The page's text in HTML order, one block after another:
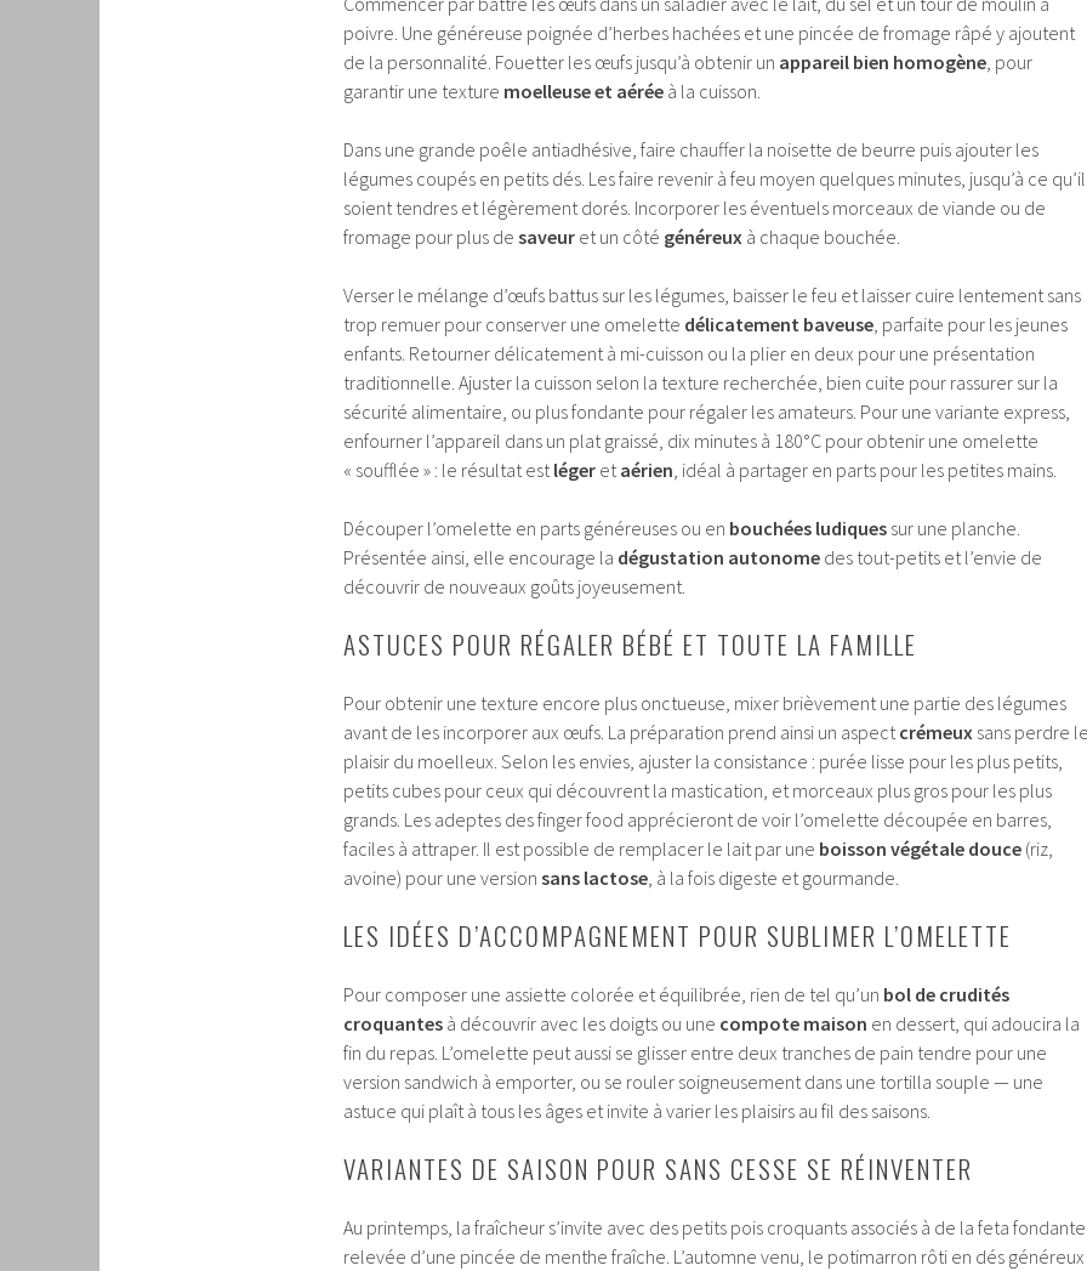
poivre. Une généreuse poignée d’herbes hachées et une pincée de fromage râpé y ajoutent
de la personnalité. Fouetter les œufs jusqu’à obtenir un appareil bien homogène , pour
garantir une texture moelleuse et aérée à la cuisson.
Dans une grande poêle antiadhésive, faire chauffer la noisette de beurre puis ajouter les
légumes coupés en petits dés. Les faire revenir à feu moyen quelques minutes, jusqu’à ce
soient tendres et légèrement dorés. Incorporer les éventuels morceaux de viande ou de
fromage pour plus de saveur et un côté généreux à chaque bouchée.
Verser le mélange d’œufs battus sur les légumes, baisser le feu et laisser cuire lentement sans
trop remuer pour conserver une omelette délicatement baveuse , parfaite pour les jeunes
enfants. Retourner délicatement à mi-cuisson ou la plier en deux pour une présentation
traditionnelle. Ajuster la cuisson selon la texture recherchée, bien cuite pour rassurer sur la
sécurité alimentaire, ou plus fondante pour régaler les amateurs. Pour une variante express,
enfourner l’appareil dans un plat graissé, dix minutes à 180°C pour obtenir une omelette
« soufflée » : le résultat est léger et aérien , idéal à partager en parts pour les petites mains.
Découper l’omelette en parts généreuses ou en bouchées ludiques sur une planche.
Présentée ainsi, elle encourage la dégustation autonome des tout-petits et l’envie de
découvrir de nouveaux goûts joyeusement.
ASTUCES POUR RÉGALER BÉBÉ ET TOUTE LA FAMILLE
Pour obtenir une texture encore plus onctueuse, mixer brièvement une partie des légumes
avant de les incorporer aux œufs. La préparation prend ainsi un aspect crémeux sans perdre
plaisir du moelleux. Selon les envies, ajuster la consistance : purée lisse pour les plus petits,
petits cubes pour ceux qui découvrent la mastication, et morceaux plus gros pour les plus
grands. Les adeptes des finger food apprécieront de voir l’omelette découpée en barres,
faciles à attraper. Il est possible de remplacer le lait par une boisson végétale douce (riz,
avoine) pour une version sans lactose , à la fois digeste et gourmande.
LES IDÉES D’ACCOMPAGNEMENT POUR SUBLIMER L’OMELETTE
Pour composer une assiette colorée et équilibrée, rien de tel qu’un bol de crudités
croquantes à découvrir avec les doigts ou une compote maison en dessert, qui adoucira la
fin du repas. L’omelette peut aussi se glisser entre deux tranches de pain tendre pour une
version sandwich à emporter, ou se rouler soigneusement dans une tortilla souple — une
astuce qui plaît à tous les âges et invite à varier les plaisirs au fil des saisons.
VARIANTES DE SAISON POUR SANS CESSE SE RÉINVENTER
Au printemps, la fraîcheur s’invite avec des petits pois croquants associés à de la feta
relevée d’une pincée de menthe fraîche. L’automne venu, le potimarron rôti en dés généreux